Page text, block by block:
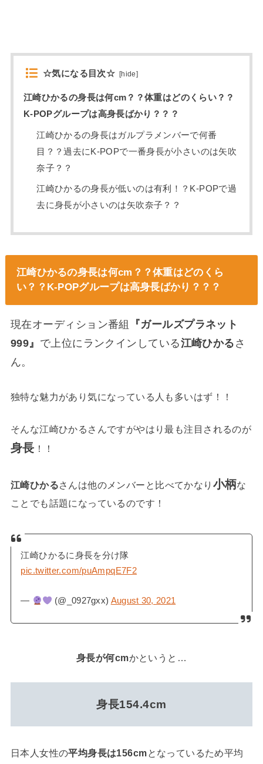
☆気になる目次☆ [hide]
江崎ひかるの身長は何cm？？体重はどのくらい？？
K-POPグループは高身長ばかり？？？
江崎ひかるの身長はガルプラメンバーで何番
目？？過去にK-POPで一番身長が小さいのは矢吹
奈子？？
江崎ひかるの身長が低いのは有利！？K-POPで過
去に身長が小さいのは矢吹奈子？？
江崎ひかるの身長は何cm？？体重はどのくら
い？？K-POPグループは高身長ばかり？？？
現在オーディション番組
『ガールズプラネット
999』 で上位にランクインしている江崎ひかる さ
ん。
独特な魅力があり気になっている人も多いはず！！
そんな江崎ひかるさんですがやはり最も注目されるのが
身長 ！！
江崎ひかるさんは他のメンバーと比べてかなり 小柄な
ことでも話題になっているのです！
江崎ひかるに身長を分け隊
pic.twitter.com/puAmpqE7F2
— (@_0927gxx) August 30, 2021
身長が何cmかというと…
身長154.4cm
日本人女性の平均身長は156cmとなっているため平均